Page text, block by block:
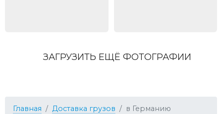
ЗАГРУЗИТЬ ЕЩЁ ФОТОГРАФИИ
Главная Доставка грузов в Германию